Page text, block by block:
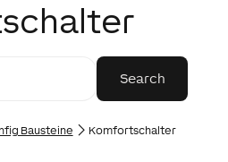
Bausteine Komfortschalter